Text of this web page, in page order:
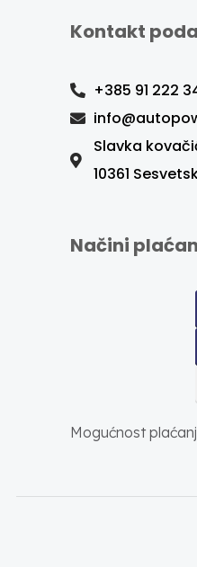
Kontakt
+385 91 222
Slavka
10361
Načini
Mogućnost